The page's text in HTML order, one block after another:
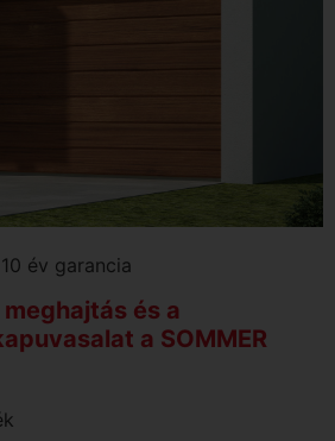
év garancia
és a
a SOMMER